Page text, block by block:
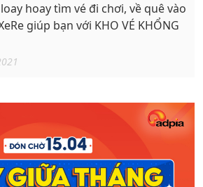
hoay tìm vé đi chơi, về quê vào
giúp bạn với KHO VÉ KHỔNG